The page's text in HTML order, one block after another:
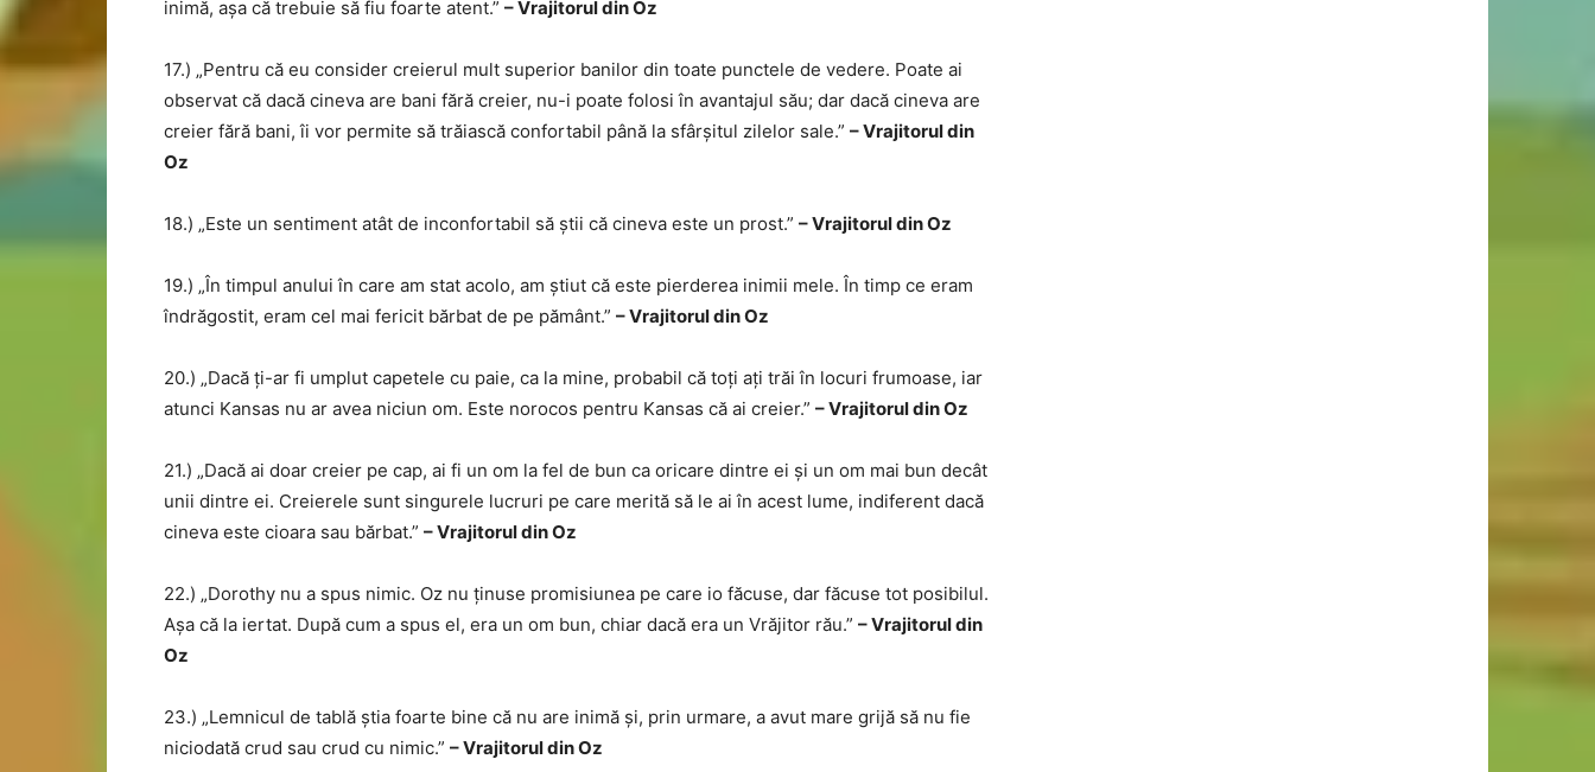
inimă, așa că trebuie să fiu foarte atent.” – Vrajitorul din Oz
17.) „Pentru că eu consider creierul mult superior banilor din toate punctele de vedere. Poate ai
observat că dacă cineva are bani fără creier, nu-i poate folosi în avantajul său; dar dacă cineva are
creier fără bani, îi vor permite să trăiască confortabil până la sfârșitul zilelor sale.” – Vrajitorul din
Oz
18.) „Este un sentiment atât de inconfortabil să știi că cineva este un prost.” – Vrajitorul din Oz
19.) „În timpul anului în care am stat acolo, am știut că este pierderea inimii mele. În timp ce eram
îndrăgostit, eram cel mai fericit bărbat de pe pământ.” – Vrajitorul din Oz
20.) „Dacă ți-ar fi umplut capetele cu paie, ca la mine, probabil că toți ați trăi în locuri frumoase, iar
atunci Kansas nu ar avea niciun om. Este norocos pentru Kansas că ai creier.” – Vrajitorul din Oz
21.) „Dacă ai doar creier pe cap, ai fi un om la fel de bun ca oricare dintre ei și un om mai bun decât
unii dintre ei. Creierele sunt singurele lucruri pe care merită să le ai în acest lume, indiferent dacă
cineva este cioara sau bărbat.” – Vrajitorul din Oz
22.) „Dorothy nu a spus nimic. Oz nu ținuse promisiunea pe care io făcuse, dar făcuse tot posibilul.
Așa că la iertat. După cum a spus el, era un om bun, chiar dacă era un Vrăjitor rău.” – Vrajitorul din
Oz
23.) „Lemnicul de tablă știa foarte bine că nu are inimă și, prin urmare, a avut mare grijă să nu fie
niciodată crud sau crud cu nimic.” – Vrajitorul din Oz